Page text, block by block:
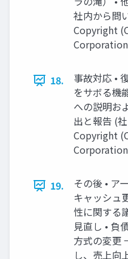
社内から問
Copyright
18.
事故対応 •
をサボる機
への説明お
出と報告 (
Copyright
19.
その後 • ア
キャッシュ
性に関する
見直し • 負
方式の変更
し、売上向